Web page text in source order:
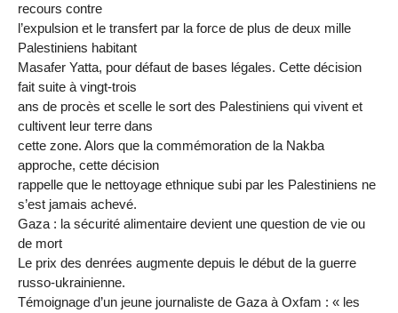
recours contre
l’expulsion et le transfert par la force de plus de deux mille
Palestiniens habitant
Masafer Yatta, pour défaut de bases légales. Cette décision
fait suite à vingt-trois
ans de procès et scelle le sort des Palestiniens qui vivent et
cultivent leur terre dans
cette zone. Alors que la commémoration de la Nakba
approche, cette décision
rappelle que le nettoyage ethnique subi par les Palestiniens ne
s’est jamais achevé.
Gaza : la sécurité alimentaire devient une question de vie ou
de mort
Le prix des denrées augmente depuis le début de la guerre
russo-ukrainienne.
Témoignage d’un jeune journaliste de Gaza à Oxfam : « les